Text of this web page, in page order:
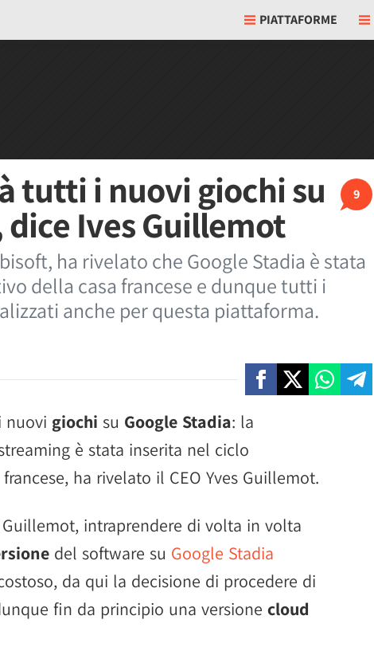
PIATTAFORME
9
tutti i nuovi giochi su
dice Ives Guillemot
ha rivelato che Google Stadia è stata
della casa francese e dunque tutti i
anche per questa piattaforma.
nuovi giochi su Google Stadia: la
è stata inserita nel ciclo
ha rivelato il CEO Yves Guillemot.
intraprendere di volta in volta
del software su Google Stadia
da qui la decisione di procedere di
fin da principio una versione cloud